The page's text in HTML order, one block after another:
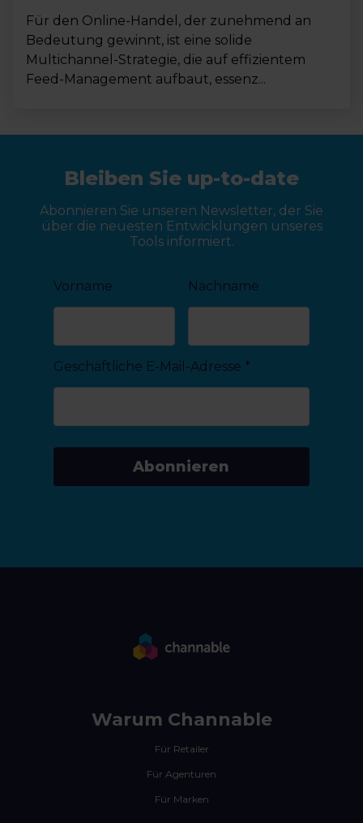
Für den Online-Handel, der zunehmend an
Bedeutung gewinnt, ist eine solide
Multichannel-Strategie, die auf effizientem
Feed-Management aufbaut, essenz...
Bleiben Sie up-to-date
Abonnieren Sie unseren Newsletter, der Sie
über die neuesten Entwicklungen unseres
Tools informiert.
Vorname Nachname
Geschäftliche E-Mail-Adresse *
Abonnieren
Warum Channable
Für Retailer
Für Agenturen
Für Marken